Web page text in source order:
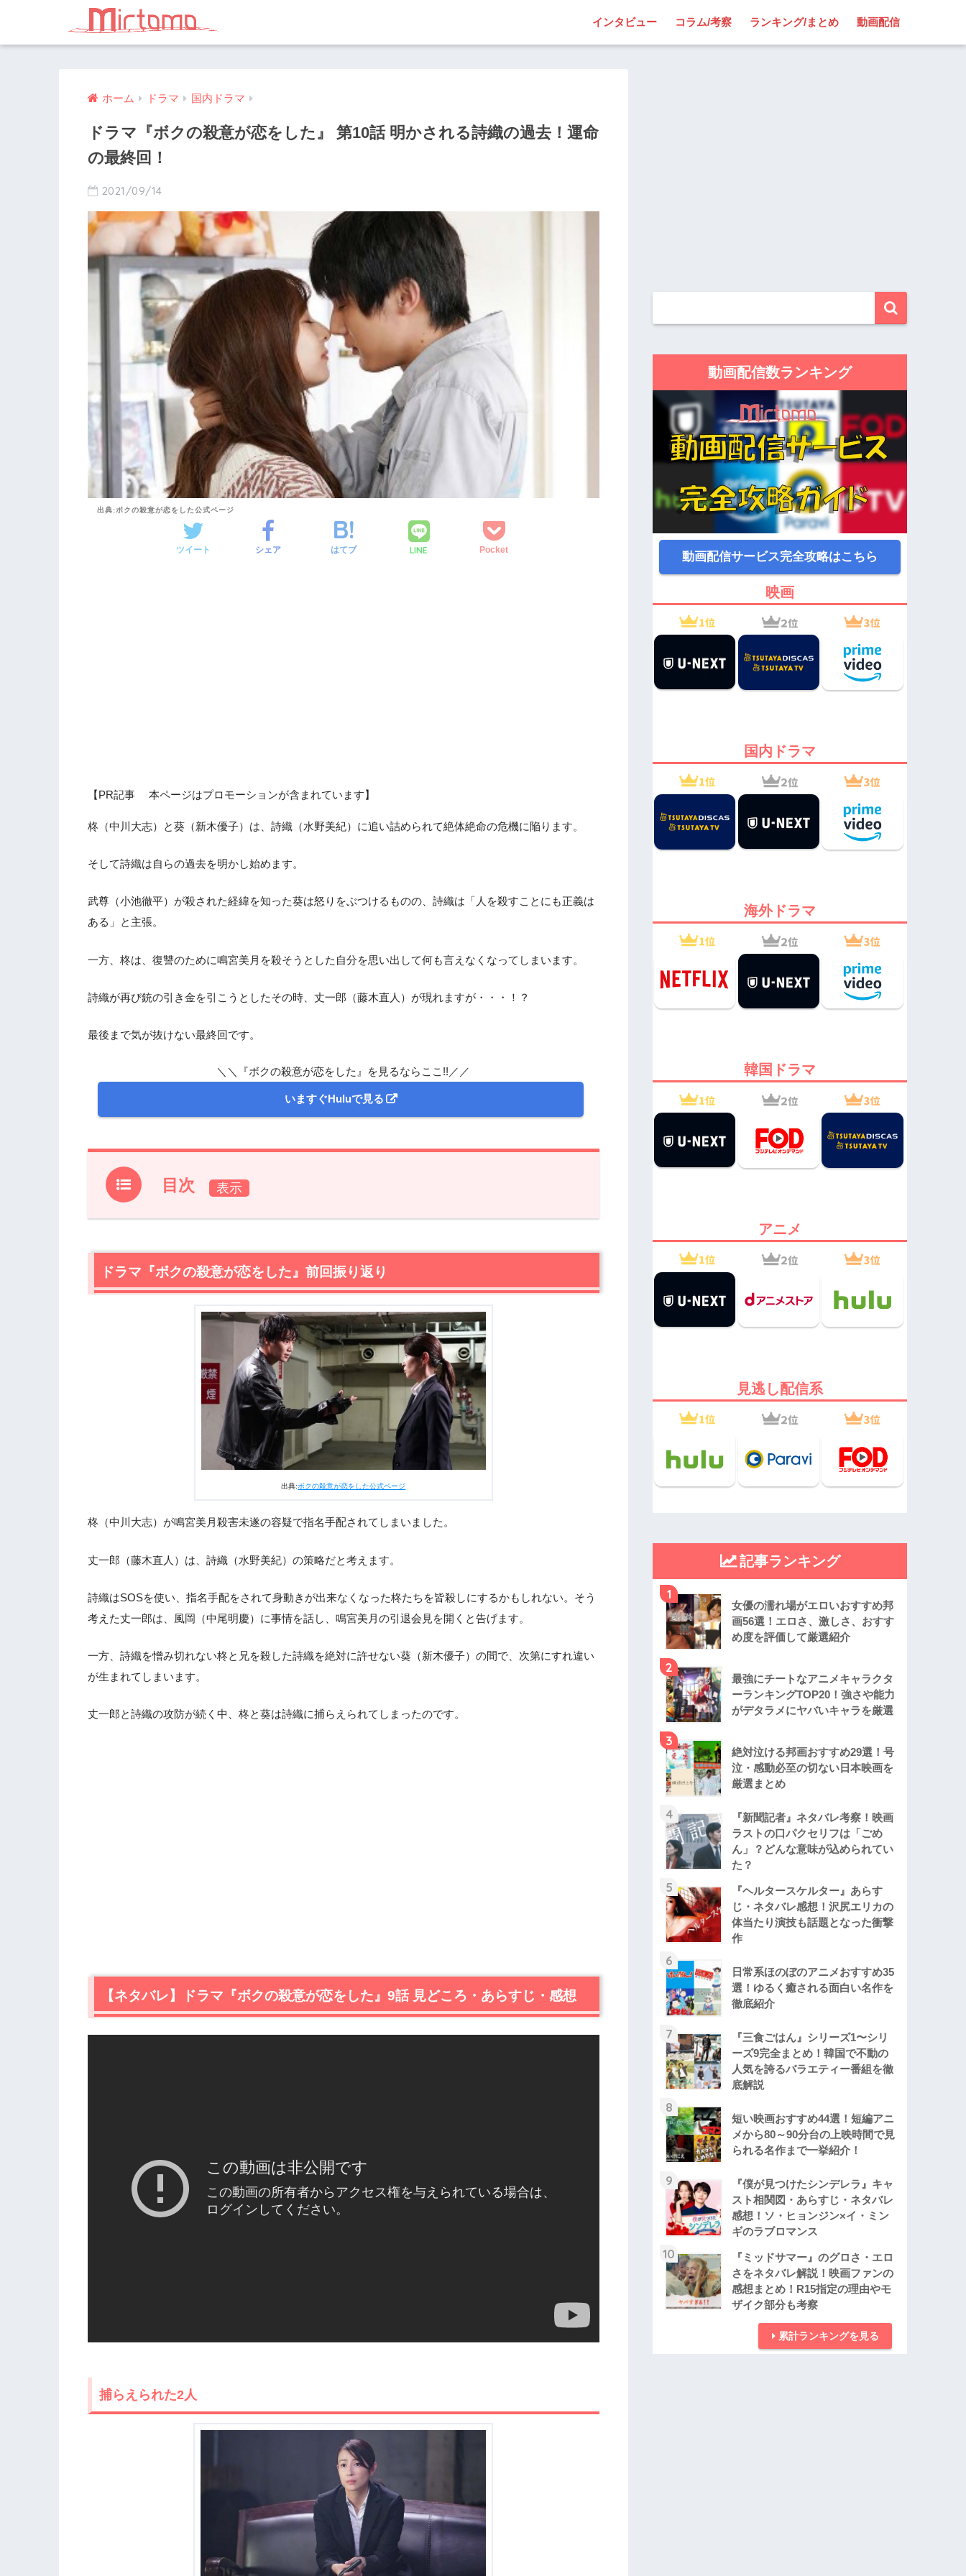
インタビュー コラム/考察 ランキング/まとめ 動画配信
ホーム ドラマ 国内ドラマ
ドラマ『ボクの殺意が恋をした』 第10話 明かされる詩織の過去！運命
の最終回！
2021/09/14
出典:ボクの殺意が恋をした公式ページ
ツイート シェア はてブ LINE Pocket
【PR記事 本ページはプロモーションが含まれています】
柊（中川大志）と葵（新木優子）は、詩織（水野美紀）に追い詰められて絶体絶命の危機に陥ります。
そして詩織は自らの過去を明かし始めます。
武尊（小池徹平）が殺された経緯を知った葵は怒りをぶつけるものの、詩織は「人を殺すことにも正義は
ある」と主張。
一方、柊は、復讐のために鳴宮美月を殺そうとした自分を思い出して何も言えなくなってしまいます。
詩織が再び銃の引き金を引こうとしたその時、丈一郎（藤木直人）が現れますが・・・！？
最後まで気が抜けない最終回です。
＼＼『ボクの殺意が恋をした』を見るならここ!!／／
いますぐHuluで見る
目次
1.ドラマ『ボクの殺意が恋をした』前回振り返り
2.1 捕らえられた2人
2.2詩織の過去
最後のミッション
ハッピーエンド
ドラマ『ボクの殺意が恋をした』 第10話 ネタバレ・感想＆まとめ
ドラマ『ボクの殺意が恋をした』前回振り返り
出典:ボクの殺意が恋をした公式ページ
柊（中川大志）が鳴宮美月殺害未遂の容疑で指名手配されてしまいました。
丈一郎（藤木直人）は、詩織（水野美紀）の策略だと考えます。
詩織はSOSを使い、指名手配をされて身動きが出来なくなった柊たちを皆殺しにするかもしれない。そう
考えた丈一郎は、風岡（中尾明慶）に事情を話し、鳴宮美月の引退会見を開くと告げます。
一方、詩織を憎み切れない柊と兄を殺した詩織を絶対に許せない葵（新木優子）の間で、次第にすれ違い
が生まれてしまいます。
丈一郎と詩織の攻防が続く中、柊と葵は詩織に捕らえられてしまったのです。
【ネタバレ】ドラマ『ボクの殺意が恋をした』9話 見どころ・あらすじ・感想
捕らえられた2人
動画配信数ランキング
動画配信サービス完全攻略はこちら
映画
国内ドラマ
海外ドラマ
韓国ドラマ
アニメ
見逃し配信系
記事ランキング
1
女優の濡れ場がエロいおすすめ邦
画56選！エロさ、激しさ、おすす
め度を評価して厳選紹介
2
最強にチートなアニメキャラクタ
ーランキングTOP20！強さや能力
がデタラメにヤバいキャラを厳選
3
絶対泣ける邦画おすすめ29選！号
泣・感動必至の切ない日本映画を
厳選まとめ
4
『新聞記者』ネタバレ考察！映画
ラストの口パクセリフは「ごめ
ん」？どんな意味が込められてい
た？
5
『ヘルタースケルター』あらす
じ・ネタバレ感想！沢尻エリカの
体当たり演技も話題となった衝撃
作
6
日常系ほのぼのアニメおすすめ35
選！ゆるく癒される面白い名作を
徹底紹介
7
『三食ごはん』シリーズ1〜シリ
ーズ9完全まとめ！韓国で不動の
人気を誇るバラエティー番組を徹
底解説
8
短い映画おすすめ44選！短編アニ
メから80～90分台の上映時間で見
られる名作まで一挙紹介！
9
『僕が見つけたシンデレラ』キャ
スト相関図・あらすじ・ネタバレ
感想！ソ・ヒョンジン×イ・ミン
ギのラブロマンス
10
『ミッドサマー』のグロさ・エロ
さをネタバレ解説！映画ファンの
感想まとめ！R15指定の理由やモ
ザイク部分も考察
累計ランキングを見る